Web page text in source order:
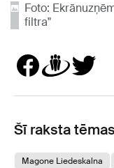
Foto:
filtra"
Šī raksta tēmas
Magone Liedeskalna